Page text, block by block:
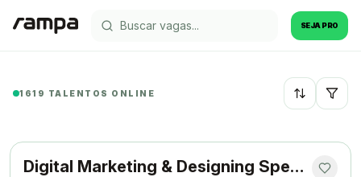
SEJA PRO
1619 TALENTOS ONLINE Recentes
Digital Marketing & Designing Specialist